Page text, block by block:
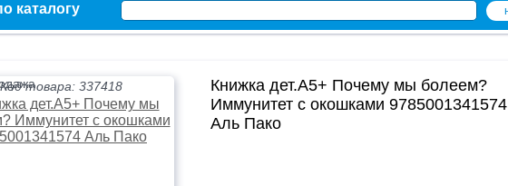
каталогу
Код товара: 337418
Книжка дет.А5+ Почему мы болеем?
Иммунитет с окошками 9785001341574
Аль Пако